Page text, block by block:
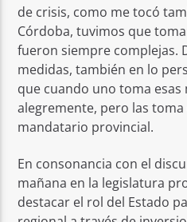
de crisis, como me tocó
Córdoba, tuvimos que
fueron siempre complejas.
medidas, también en lo
que cuando uno toma esas
alegremente, pero las
mandatario provincial.
En consonancia con el
mañana en la legislatura
destacar el rol del Estado